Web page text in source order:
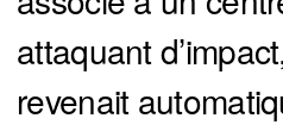
attaquant
revenait